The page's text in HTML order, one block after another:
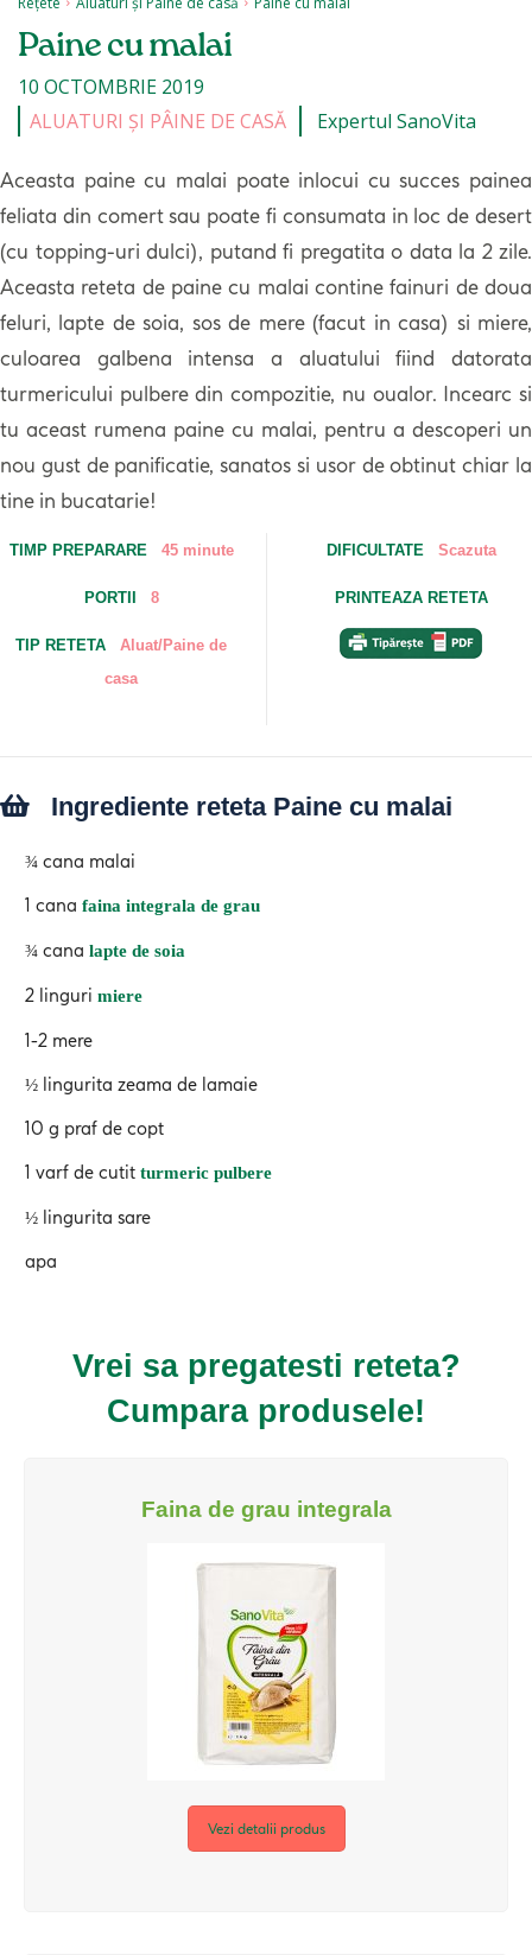
Paine cu malai
10 OCTOMBRIE 2019
ALUATURI ȘI PÂINE DE CASĂ
Expertul SanoVita
Aceasta paine cu malai poate inlocui cu succes painea
feliata din comert sau poate fi consumata in loc de desert
(cu topping-uri dulci), putand fi pregatita o data la 2 zile.
Aceasta reteta de paine cu malai contine fainuri de doua
feluri, lapte de soia, sos de mere (facut in casa) si miere,
culoarea galbena intensa a aluatului fiind datorata
turmericului pulbere din compozitie, nu oualor. Incearc si
tu aceast rumena paine cu malai, pentru a descoperi un
nou gust de panificatie, sanatos si usor de obtinut chiar la
tine in bucatarie!
TIMP PREPARARE 45 minute
PORTII 8
TIP RETETA Aluat/Paine de
casa
DIFICULTATE Scazuta
PRINTEAZA RETETA
Ingrediente reteta Paine cu malai
¾ cana malai
1 cana faina integrala de grau
¾ cana lapte de soia
2 linguri miere
1-2 mere
½ lingurita zeama de lamaie
10 g praf de copt
1 varf de cutit turmeric pulbere
½ lingurita sare
apa
Vrei sa pregatesti reteta?
Cumpara produsele!
Faina de grau integrala
Vezi detalii produs